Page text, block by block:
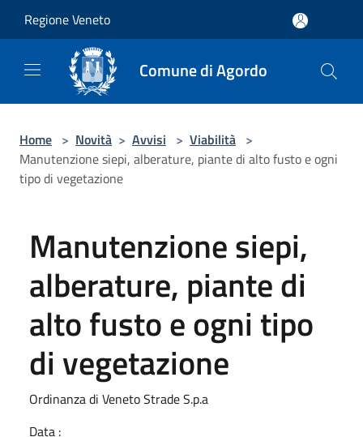
Regione Veneto
Comune di Agordo
Home > Novità > Avvisi > Viabilità >
Manutenzione siepi, alberature, piante di alto fusto e ogni
tipo di vegetazione
Manutenzione siepi,
alberature, piante di
alto fusto e ogni tipo
di vegetazione
Ordinanza di Veneto Strade S.p.a
Data :